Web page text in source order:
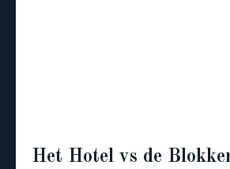
Het Hotel vs de